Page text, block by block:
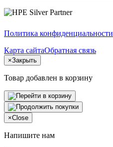
Политика конфиденциальности
Карта сайтаОбратная связь
×Закрыть
Товар добавлен в корзину
×Close
Напишите нам